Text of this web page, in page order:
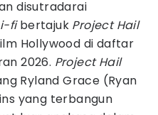
disutradarai
fibertajuk Project Hail
Hollywood di daftar
2026. Project Hail
Ryland Grace (Ryan
yang terbangun